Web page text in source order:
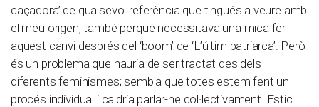
caçadora’ de qualsevol referència que tingués a veure amb
el meu origen, també perquè necessitava una mica fer
aquest canvi després del ‘boom’ de ‘L’últim patriarca’. Però
és un problema que hauria de ser tractat des dels
diferents feminismes; sembla que totes estem fent un
procés individual i caldria parlar-ne col·lectivament. Estic